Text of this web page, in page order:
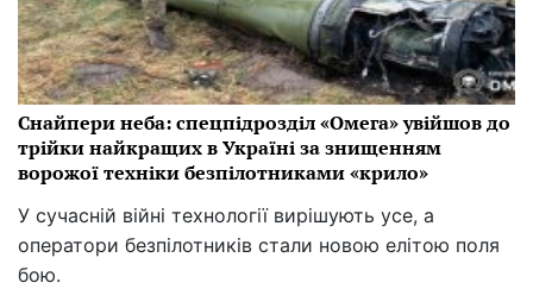
Снайпери неба: спецпідрозділ «Омега» увійшов до
трійки найкращих в Україні за знищенням
ворожої техніки безпілотниками «крило»
У сучасній війні технології вирішують усе, а
оператори безпілотників стали новою елітою поля
бою.